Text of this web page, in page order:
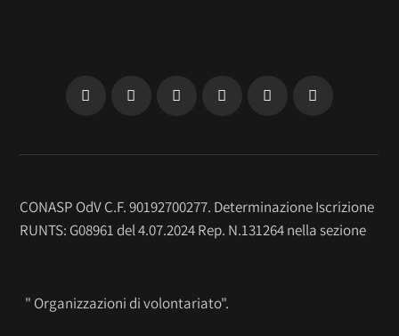
CONASP OdV C.F. 90192700277. Determinazione Iscrizione
RUNTS: G08961 del 4.07.2024 Rep. N.131264 nella sezione
" Organizzazioni di volontariato".